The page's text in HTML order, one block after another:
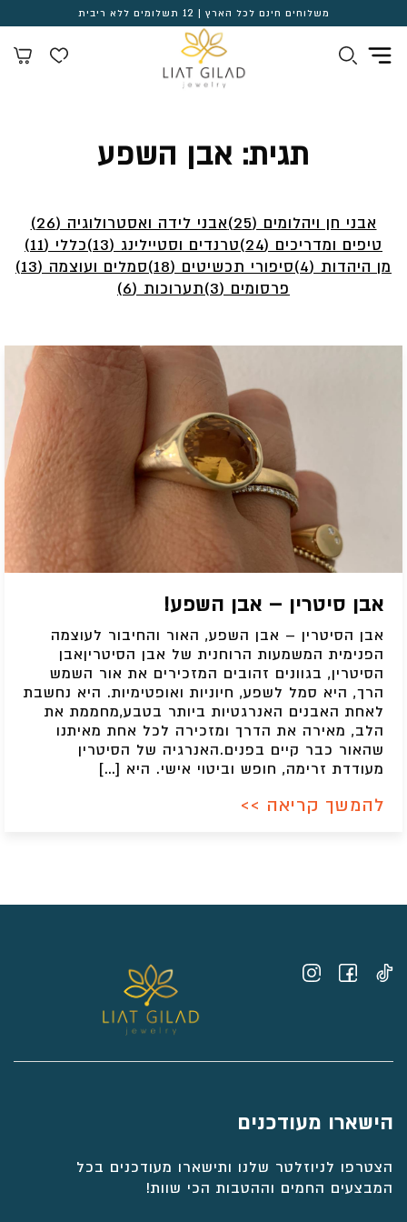
משלוחים חינם לכל הארץ | 12 תשלומים ללא ריבית
תגית: אבן השפע
אבני חן ויהלומים (25)
אבני לידה ואסטרולוגיה (26)
טיפים ומדריכים (24)
טרנדים וסטיילינג (13)
כללי (11)
מן היהדות (4)
סיפורי תכשיטים (18)
סמלים ועוצמה (13)
פרסומים (3)
תערוכות (6)
אבן סיטרין – אבן השפע!
אבן הסיטרין – אבן השפע, האור והחיבור לעוצמה
הפנימית המשמעות הרוחנית של אבן הסיטריןאבן
הסיטרין, בגוונים זהובים המזכירים את אור השמש
הרך, היא סמל לשפע, חיוניות ואופטימיות. היא נחשבת
לאחת האבנים האנרגטיות ביותר בטבע,מחממת את
הלב, מאירה את הדרך ומזכירה לכל אחת מאיתנו
שהאור כבר קיים בפנים.האנרגיה של הסיטרין
מעודדת זרימה, חופש וביטוי אישי. היא […]
להמשך קריאה >>
הישארו מעודכנים
הצטרפו לניוזלטר שלנו ותישארו מעודכנים בכל
המבצעים החמים וההטבות הכי שוות!